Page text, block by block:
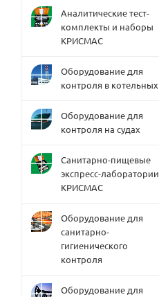
Аналитические тест-
комплекты и наборы
КРИСМАС
Оборудование для
контроля в котельных
Оборудование для
контроля на судах
Санитарно-пищевые
экспресс-лаборатории
КРИСМАС
Оборудование для
санитарно-
гигиенического
контроля
Оборудование для